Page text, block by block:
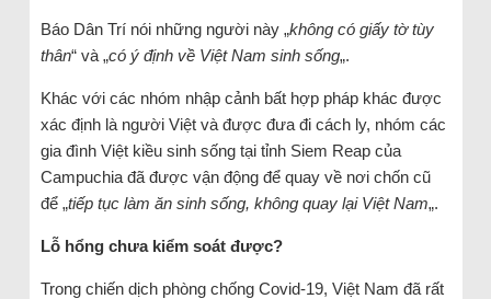
Báo Dân Trí nói những người này „không có giấy tờ tùy
thân“ và „có ý định về Việt Nam sinh sống„.
Khác với các nhóm nhập cảnh bất hợp pháp khác được
xác định là người Việt và được đưa đi cách ly, nhóm các
gia đình Việt kiều sinh sống tại tỉnh Siem Reap của
Campuchia đã được vận động để quay về nơi chốn cũ
để „tiếp tục làm ăn sinh sống, không quay lại Việt Nam„.
Lỗ hổng chưa kiểm soát được?
Trong chiến dịch phòng chống Covid-19, Việt Nam đã rất